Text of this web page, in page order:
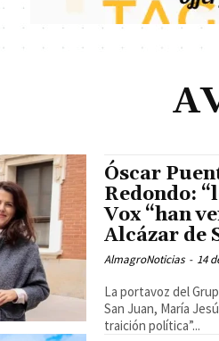
Óscar
Redondo:
Vox “han
Alcázar de
AlmagroNoticias - 14
La portavoz del
San Juan, María
traición política”...